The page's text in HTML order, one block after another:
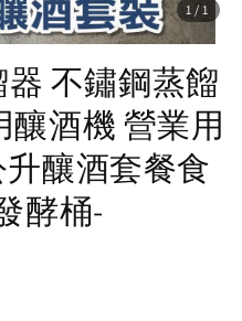
1 /1
器 不鏽鋼蒸餾
釀酒機 營業用
釀酒套餐食
酵桶-